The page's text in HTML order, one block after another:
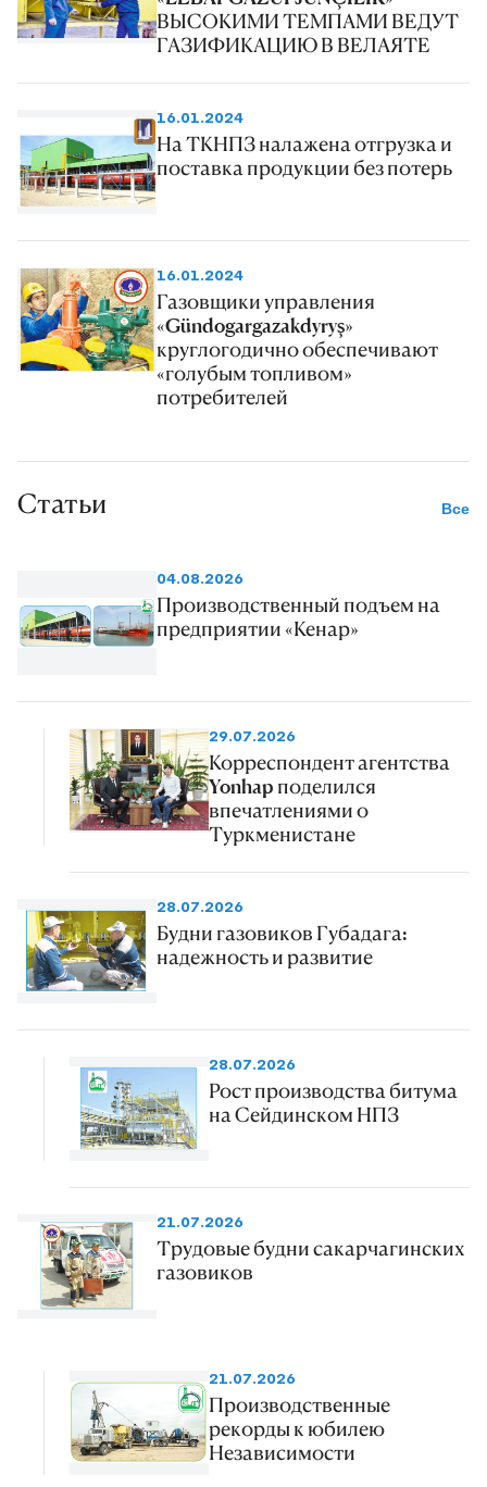
ВЫСОКИМИ ТЕМПАМИ ВЕДУТ
ГАЗИФИКАЦИЮ В ВЕЛАЯТЕ
16.01.2024
На ТКНПЗ налажена отгрузка и
поставка продукции без потерь
16.01.2024
Газовщики управления
«Gündogargazakdyryş»
круглогодично обеспечивают
«голубым топливом»
потребителей
Статьи Все
04.08.2026
Производственный подъем на
предприятии «Кенар»
29.07.2026
Корреспондент агентства
Yonhap поделился
впечатлениями о
Туркменистане
28.07.2026
Будни газовиков Губадага:
надежность и развитие
28.07.2026
Рост производства битума
на Сейдинском НПЗ
21.07.2026
Трудовые будни сакарчагинских
газовиков
21.07.2026
Производственные
рекорды к юбилею
Независимости